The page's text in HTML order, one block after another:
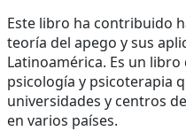
Este libro ha contribuido
teoría del apego y sus
Latinoamérica. Es un
psicología y psicoterapia
universidades y centros
en varios países.